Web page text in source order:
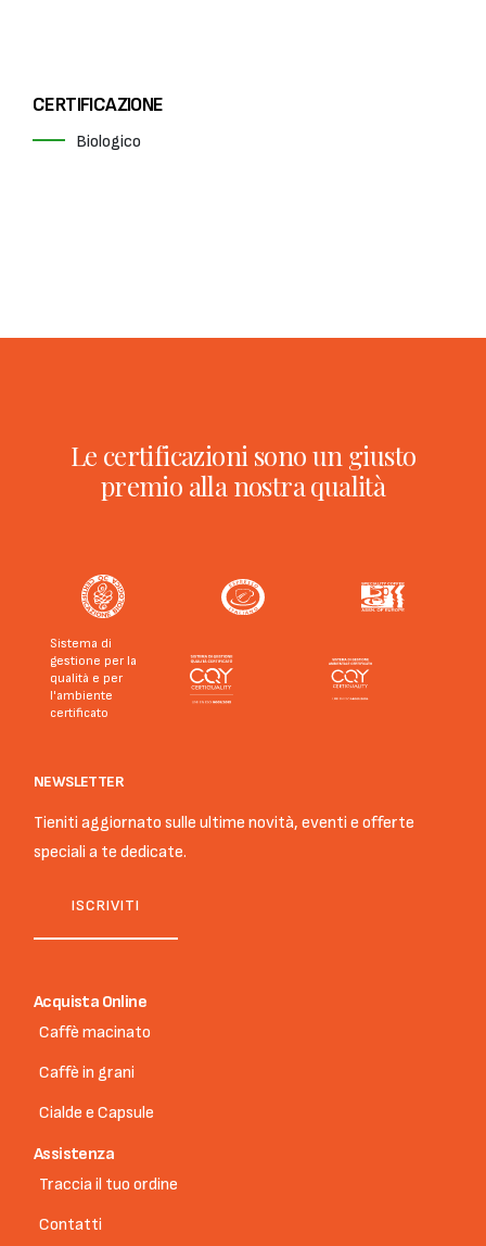
CERTIFICAZIONE
Biologico
Le certificazioni sono un giusto
premio alla nostra qualità
Sistema di
gestione per la
qualità e per
l'ambiente
certificato
NEWSLETTER
Tieniti aggiornato sulle ultime novità, eventi e offerte
speciali a te dedicate.
ISCRIVITI
Acquista Online
Caffè macinato
Caffè in grani
Cialde e Capsule
Assistenza
Traccia il tuo ordine
Contatti